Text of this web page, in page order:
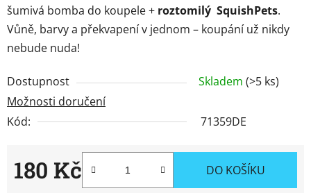
šumivá bomba do koupele + roztomilý SquishPets.
Vůně, barvy a překvapení v jednom – koupání už nikdy
nebude nuda!
Dostupnost Skladem (>5 ks)
Možnosti doručení
Kód:
71359DE
180 Kč DO KOŠÍKU